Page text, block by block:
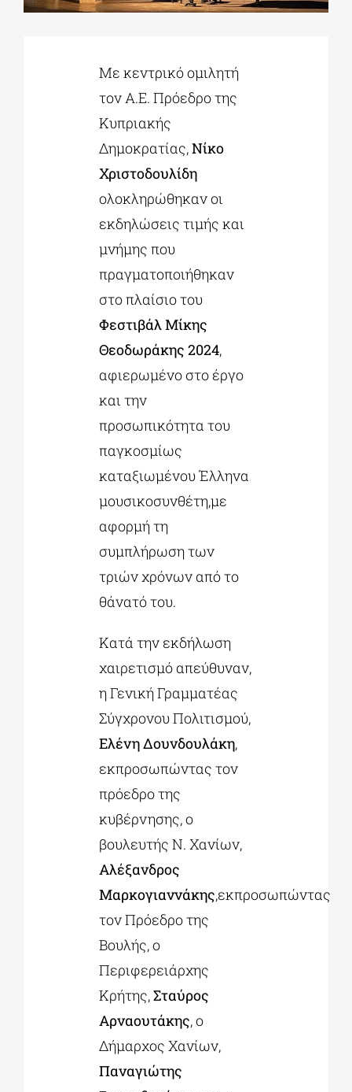
ΕΚΠΑΙΔΕΥΤΙΚΑ ΙΔΡΥΜΑΤΑ
ΠΟΛΙΤΙΣΤΙΚΟΙ ΦΟΡΕΙΣ
Με κεντρικό ομιλητή
τον Α.Ε. Πρόεδρο της
Κυπριακής
Δημοκρατίας,Νίκο
Χριστοδουλίδη
ολοκληρώθηκαν οι
εκδηλώσεις τιμής και
μνήμης που
πραγματοποιήθηκαν
στο πλαίσιο του
Φεστιβάλ Μίκης
Θεοδωράκης 2024,
αφιερωμένο στο έργο
και την
προσωπικότητα του
παγκοσμίως
καταξιωμένου Έλληνα
μουσικοσυνθέτη,με
αφορμή τη
συμπλήρωση των
τριών χρόνων από το
θάνατό του.
Κατά την εκδήλωση
χαιρετισμό απεύθυναν,
η Γενική Γραμματέας
Σύγχρονου Πολιτισμού,
Ελένη Δουνδουλάκη,
εκπροσωπώντας τον
πρόεδρο της
κυβέρνησης, ο
βουλευτής Ν. Χανίων,
Αλέξανδρος
Μαρκογιαννάκης,εκπροσωπώντας
τον Πρόεδρο της
Βουλής, ο
Περιφερειάρχης
Κρήτης,Σταύρος
Αρναουτάκης, ο
Δήμαρχος Χανίων,
Παναγιώτης